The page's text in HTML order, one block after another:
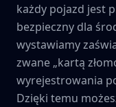
każdy pojazd jest
bezpieczny dla
wystawiamy
zwane „kartą
wyrejestrowania
Dzięki temu